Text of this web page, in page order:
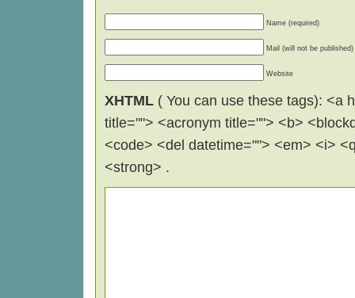
Name (required)
Mail (will not be published)
Website
XHTML ( You can use these tags): <a
title=""> <acronym title=""> <b>
<code> <del datetime=""> <em> <i>
<strong> .